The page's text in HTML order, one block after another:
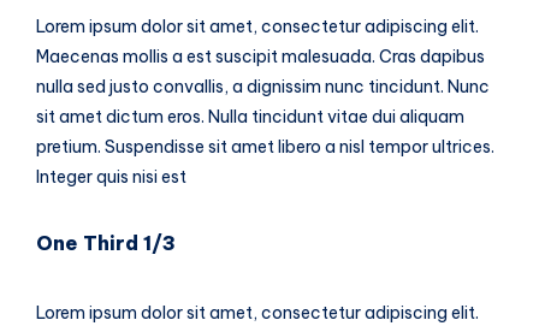
Lorem ipsum dolor sit amet, consectetur adipiscing elit.
Maecenas mollis a est suscipit malesuada. Cras dapibus
nulla sed justo convallis, a dignissim nunc tincidunt. Nunc
sit amet dictum eros. Nulla tincidunt vitae dui aliquam
pretium. Suspendisse sit amet libero a nisl tempor ultrices.
Integer quis nisi est
One Third 1/3
Lorem ipsum dolor sit amet, consectetur adipiscing elit.